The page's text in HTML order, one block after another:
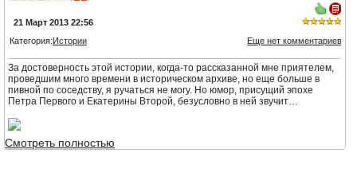
из 5,
голосов:
21 Март 2013 22:56
Еще нет комментариев
Категория:Истории
За достоверность этой истории, когда-то рассказанной мне приятелем,
проведшим много времени в историческом архиве, но еще больше в
пивной по соседству, я ручаться не могу. Но юмор, присущий эпохе
Петра Первого и Екатерины Второй, безусловно в ней звучит…
Смотреть полностью